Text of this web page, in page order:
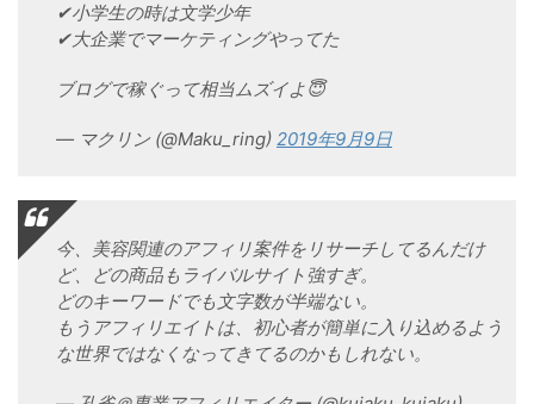
✔︎小学生の時は文学少年
✔︎大企業でマーケティングやってた
ブログで稼ぐって相当ムズイよ😇
— マクリン (@Maku_ring) 2019年9月9日
今、美容関連のアフィリ案件をリサーチしてるんだけ
ど、どの商品もライバルサイト強すぎ。
どのキーワードでも文字数が半端ない。
もうアフィリエイトは、初心者が簡単に入り込めるよう
な世界ではなくなってきてるのかもしれない。